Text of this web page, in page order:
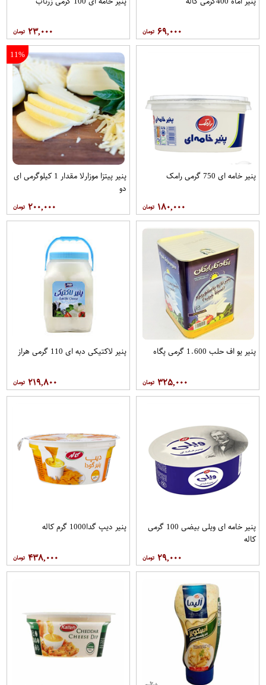
۶۹,۰۰۰ ۲۳,۰۰۰
پنیر خامه ای 750 گرمی رامک
۱۸۰,۰۰۰
11%
پنیر پیتزا موزارلا مقدار 1 کیلوگرمی ای
دو
۲۰۰,۰۰۰
پنیر یو اف حلب 1.600 گرمی پگاه
۳۲۵,۰۰۰
پنیر لاکتیکی دبه ای 110 گرمی هراز
۲۱۹,۸۰۰
پنیر خامه ای ویلی بیضی 100 گرمی
کاله
۲۹,۰۰۰
پنیر دیپ گدا1000 گرم کاله
۴۳۸,۰۰۰